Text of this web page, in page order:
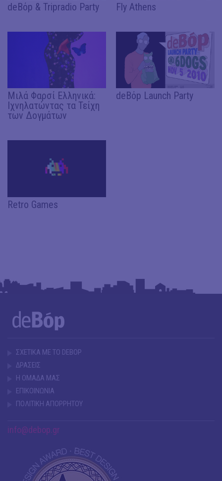
deBόp & Tripradio Party Fly Athens
Μιλά Φαρσί Ελληνικά:
Ιχνηλατώντας τα Τείχη
των Δογμάτων
deBόp Launch Party
Retro Games
ΣΧΕΤΙΚΑ ΜΕ ΤΟ DEBOP
ΔΡΑΣΕΙΣ
Η ΟΜΑΔΑ ΜΑΣ
ΕΠΙΚΟΙΝΩΝΙΑ
ΠΟΛΙΤΙΚΗ ΑΠΟΡΡΗΤΟΥ
info@debop.gr